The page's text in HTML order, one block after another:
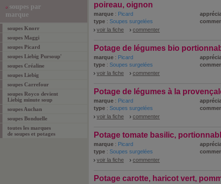
soupes par
marque
soupes Knorr
soupes Maggi
soupes Picard
soupes Liebig Pursoup'
soupes Créaline
soupes Liebig
soupes Carrefour
soupes Royco devient
Liebig minute soup
soupes Auchan
soupes Bonduelle
toutes les marques
de soupes et potages
poireau, oignon
marque : Picard
type : Soupes surgelées
voir la fiche
commenter
Potage de légumes bio
marque : Picard
type : Soupes surgelées
voir la fiche
commenter
Potage de légumes à la
marque : Picard
type : Soupes surgelées
voir la fiche
commenter
Potage tomate basilic,
marque : Picard
type : Soupes surgelées
voir la fiche
commenter
Potage carotte, haricot vert,